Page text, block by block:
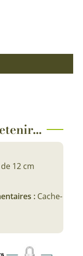
12 cm
: Cache-